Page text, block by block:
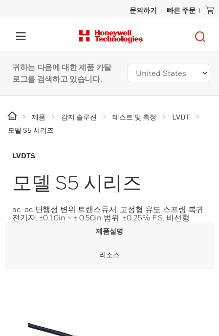
문의하기 빠른 주문
귀하는 다음에 대한 제품 카탈
로그를 검색하고 있습니다.
제품 감지 솔루션 테스트 및 측정
LVDT
모델 S5 시리즈
LVDTS
모델 S5 시리즈
ac-ac 단행정 변위 트랜스듀서. 고정형 유도 스프링 복귀
전기자. ±0.10in ~ ± 0.50in 범위. ±0.25% F.S. 비선형
제품설명
리소스